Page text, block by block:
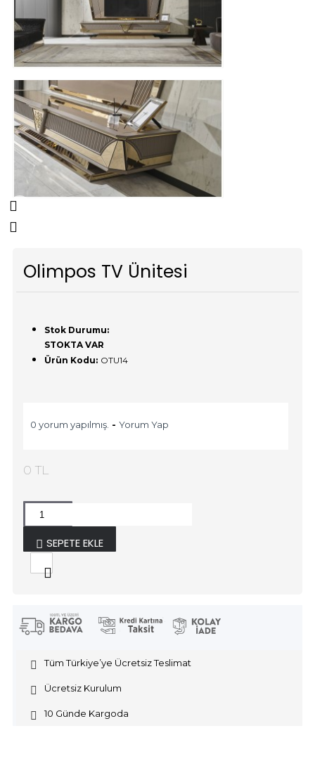
Olimpos TV Ünitesi
Stok Durumu:
STOKTA VAR
Ürün Kodu: OTU14
0 yorum yapılmış. - Yorum Yap
0 TL
SEPETE EKLE
Tüm Türkiye’ye Ücretsiz Teslimat
Ücretsiz Kurulum
10 Günde Kargoda